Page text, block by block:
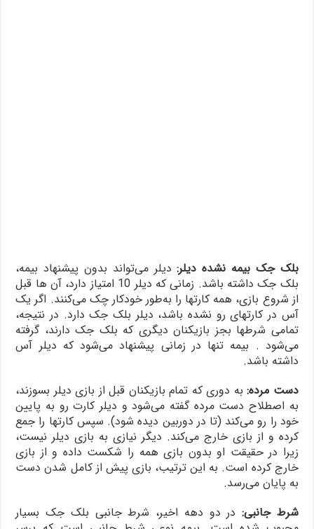
بلک جک بیمه نشده دیلر:دیلر می‌تواند بدون پیشنهاد بیمه،
بلک جک داشته باشد. زمانی که دیلر 10 امتیاز دارد، آن‌ ها قبل
از شروع بازی، همه کارتها را به‌طور خودکار چک می‌کنند. اگر یک
آس در کارتهای رو نشده باشد، دیلر بلک جک دارد. در نتیجه،
تمامی شرطها بجز بازیکنان دیگری که بلک جک دارند، گرفته
می‌شود . بیمه تنها در زمانی پیشنهاد می‌شود که دیلر آس
داشته باشد.
دست مرده:به دوری که تمام بازیکنان قبل از بازی دیلر بسوزند،
به اصطلاح دست مرده گفته می‌شود و دیلر کارت رو به پایین
خود را رو می‌کند (تا در دوربین دیده شود). سپس کارتها را جمع
کرده و از بازی خارج می‌کند. دیگر نیازی به بازی دیلر نیست،
زیرا در حقیقت او بدون بازی همه را شکست داده و از بازی
خارج کرده است. به این ترتیب، بازی پیش از کامل شدن دست
به پایان می‌رسد.
شرط جانبی:در دو دهه اخیر، شرط جانبی بلک جک بسیار